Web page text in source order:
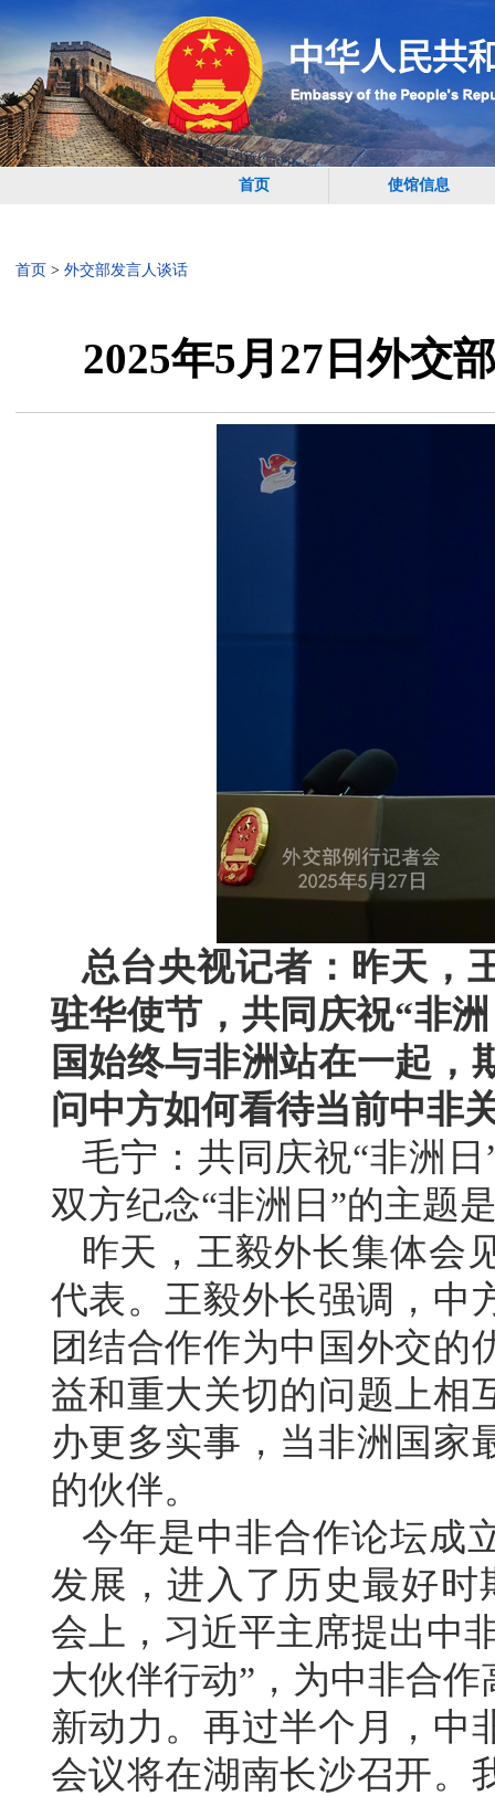
首页 使馆信息
首页 > 外交部发言人谈话
2025年5月27日外交
总台央视记者：昨天，
驻华使节，共同庆祝“非
国始终与非洲站在一起，
问中方如何看待当前中非
毛宁：共同庆祝“非洲
双方纪念“非洲日”的主题
昨天，王毅外长集体会
代表。王毅外长强调，中
团结合作作为中国外交的
益和重大关切的问题上相
办更多实事，当非洲国家
的伙伴。
今年是中非合作论坛成
发展，进入了历史最好
会上，习近平主席提出中
大伙伴行动”，为中非合
新动力。再过半个月，中
会议将在湖南长沙召开。